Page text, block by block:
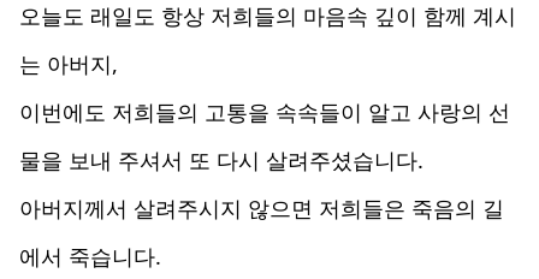
오늘도 래일도 항상 저희들의 마음속 깊이 함께 계시
는 아버지,
이번에도 저희들의 고통을 속속들이 알고 사랑의 선
물을 보내 주셔서 또 다시 살려주셨습니다.
아버지께서 살려주시지 않으면 저희들은 죽음의 길
에서 죽습니다.